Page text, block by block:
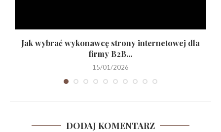
Jak wybrać wykonawcę strony internetowej dla
firmy B2B...
15/01/2026
DODAJ KOMENTARZ